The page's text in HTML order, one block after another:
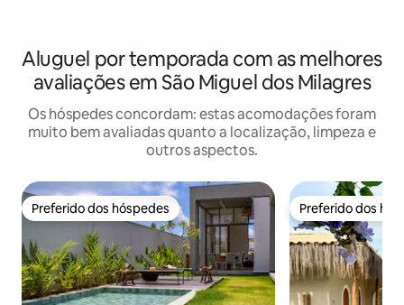
Aluguel por temporada com as melhores
avaliações em São Miguel dos Milagres
Os hóspedes concordam: estas acomodações foram
muito bem avaliadas quanto a localização, limpeza e
outros aspectos.
Preferido dos hóspedes
Preferido dos hóspedes Preferido dos
Preferido dos